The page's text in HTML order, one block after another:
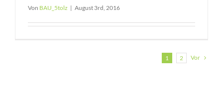
Von BAU_5tolz | August 3rd, 2016
1 2 Vor